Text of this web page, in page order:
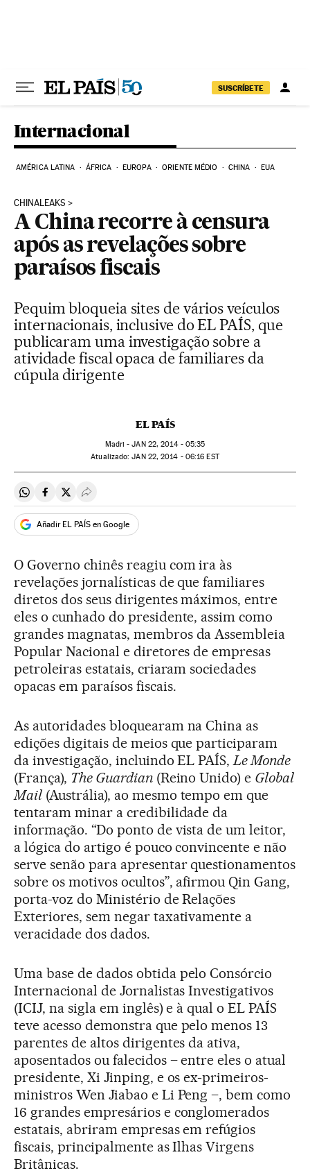
SUSCRÍBETE
Internacional
AMÉRICA LATINA ÁFRICA EUROPA ORIENTE MÉDIO CHINA EUA
CHINALEAKS
A China recorre à censura
após as revelações sobre
paraísos fiscais
Pequim bloqueia sites de vários veículos
internacionais, inclusive do EL PAÍS, que
publicaram uma investigação sobre a
atividade fiscal opaca de familiares da
cúpula dirigente
EL PAÍS
Madri -JAN22, 2014 - 05:35
atualizado: JAN22, 2014 - 06:16 EST
Compartir en Whatsapp
Compartir en Facebook
Compartir en Twitter
Desplegar Redes Sociales
Añadir EL PAÍS en Google
O Governo chinês reagiu com ira às
revelações jornalísticas de que familiares
diretos dos seus dirigentes máximos, entre
eles o cunhado do presidente, assim como
grandes magnatas, membros da Assembleia
Popular Nacional e diretores de empresas
petroleiras estatais, criaram sociedades
opacas em paraísos fiscais.
As autoridades bloquearam na China as
edições digitais de meios que participaram
da investigação, incluindo EL PAÍS,Le Monde
(França), The Guardian(Reino Unido) e Global
Mail(Austrália), ao mesmo tempo em que
tentaram minar a credibilidade da
informação. “Do ponto de vista de um leitor,
a lógica do artigo é pouco convincente e não
serve senão para apresentar questionamentos
sobre os motivos ocultos”, afirmou Qin Gang,
porta-voz do Ministério de Relações
Exteriores, sem negar taxativamente a
veracidade dos dados.
Uma base de dados obtida pelo Consórcio
Internacional de Jornalistas Investigativos
(ICIJ, na sigla em inglês) e à qual o EL PAÍS
teve acesso demonstra que pelo menos 13
parentes de altos dirigentes da ativa,
aposentados ou falecidos – entre eles o atual
presidente, Xi Jinping, e os ex-primeiros-
ministros Wen Jiabao e Li Peng –, bem como
16 grandes empresários e conglomerados
estatais, abriram empresas em refúgios
fiscais, principalmente as Ilhas Virgens
Britânicas.